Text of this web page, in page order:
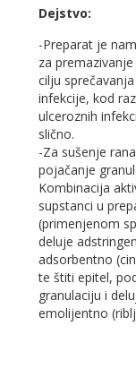
Dejstvo:
-Preparat je
za
cilju sprečavanja
infekcije, kod
ulceroznih
slično.
-Za sušenje
pojačanje
Kombinacija
supstanci u
(primenjenom
deluje
adsorbentno
te štiti epitel,
granulaciju i
emolijentno